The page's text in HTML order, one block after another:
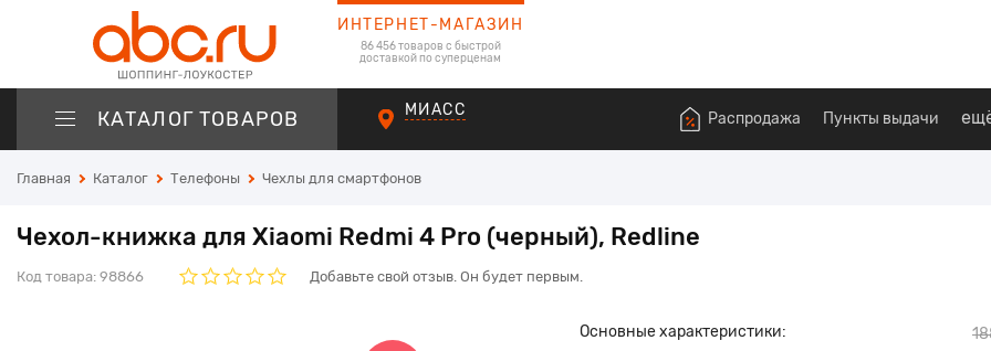
ИНТЕРНЕТ-МАГАЗИН
86 456 товаров с быстрой
доставкой по суперценам
КАТАЛОГ ТОВАРОВ МИАСС Распродажа Пункты выдачи
Главная Каталог Телефоны Чехлы для смартфонов
Чехол-книжка для Xiaomi Redmi 4 Pro (черный), Redline
Код товара: 98866 Добавьте свой отзыв. Он будет первым.
Основные характеристики: